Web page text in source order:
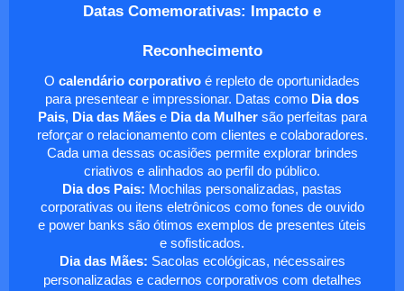
Datas Comemorativas: Impacto e
Reconhecimento
O calendário corporativo é repleto de oportunidades
para presentear e impressionar. Datas como Dia dos
Pais, Dia das Mãese Dia da Mulhersão perfeitas para
reforçar o relacionamento com clientes e colaboradores.
Cada uma dessas ocasiões permite explorar brindes
criativos e alinhados ao perfil do público.
Dia dos Pais: Mochilas personalizadas, pastas
corporativas ou itens eletrônicos como fones de ouvido
e power banks são ótimos exemplos de presentes úteis
e sofisticados.
Dia das Mães: Sacolas ecológicas, nécessaires
personalizadas e cadernos corporativos com detalhes